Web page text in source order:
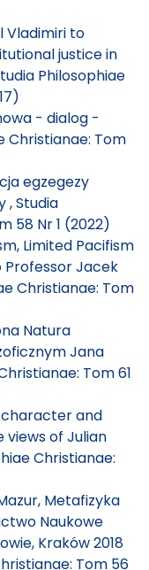
Vladimiri to
justice in
Philosophiae
- dialog -
Christianae: Tom
egzegezy
,Studia
58 Nr 1 (2022)
Limited Pacifism
Professor Jacek
Christianae: Tom
Natura
Jana
Tom 61
and
views of Julian
Christianae:
Metafizyka
Naukowe
Kraków 2018
Tom 56